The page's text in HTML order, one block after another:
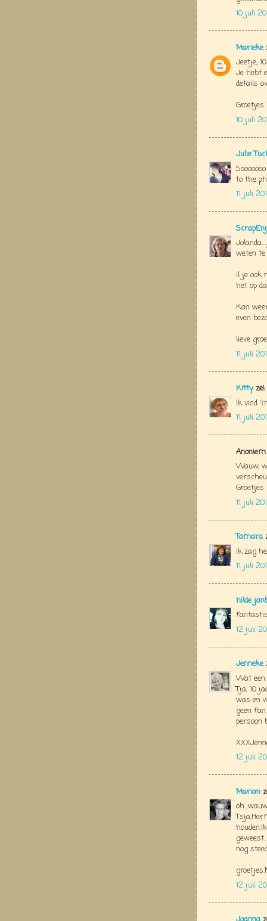
10 juli
Marieke
Jeetje,
Je hebt
details
10 juli
Julie
to the
11 juli
weten te
il je ook
het op
Kan
even
lieve
11 juli
Kittyzei
Ik vind
11 juli
Wauw,
Groetjes
11 juli
Tamara
ik zag
11 juli
hilde
12 juli
Jenneke
Wat een
Tja, 10
was en
geen
persoon
12 juli
Marian
nog
12 juli